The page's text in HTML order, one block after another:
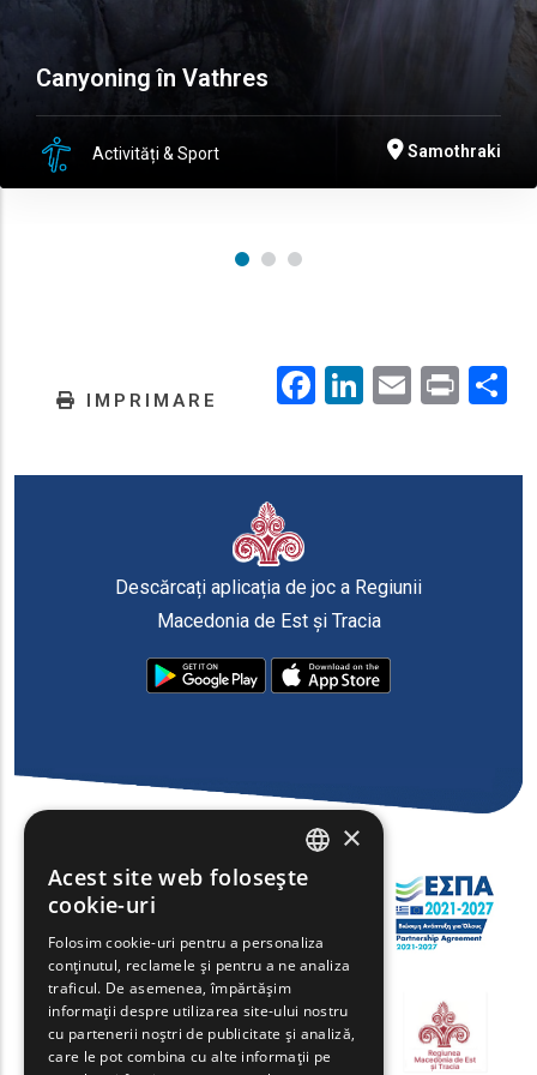
Canyoning în Vathres
Activități & Sport Samothraki
IMPRIMARE Facebook
LinkedIn
EmailPrint
Descărcați aplicația de joc a Regiunii
Macedonia de Est și Tracia
ENGLISH
FRENCH
BULGARIAN
GERMAN
×
Acest site web folosește
cookie-uri
Folosim cookie-uri pentru a personaliza
conținutul, reclamele și pentru a ne analiza
traficul. De asemenea, împărtășim
informații despre utilizarea site-ului nostru
cu partenerii noștri de publicitate și analiză,
care le pot combina cu alte informații pe